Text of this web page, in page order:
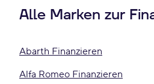
Alle Marken zur
Abarth Finanzieren
Alfa Romeo Finanzieren